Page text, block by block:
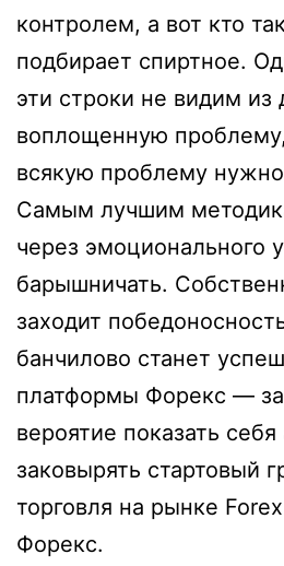
контролем, а вот кто
подбирает спиртное.
эти строки не видим из
воплощенную
всякую проблему нужно
Самым лучшим
через эмоционального
барышничать.
заходит
банчилово станет
платформы Форекс —
вероятие показать
заковырять стартовый
торговля на рынке
Форекс.